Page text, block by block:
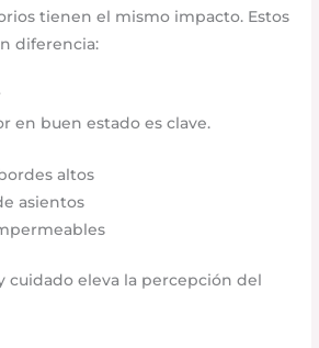
tienen el mismo impacto. Estos
diferencia:
en buen estado es clave.
altos
asientos
cuidado eleva la percepción del